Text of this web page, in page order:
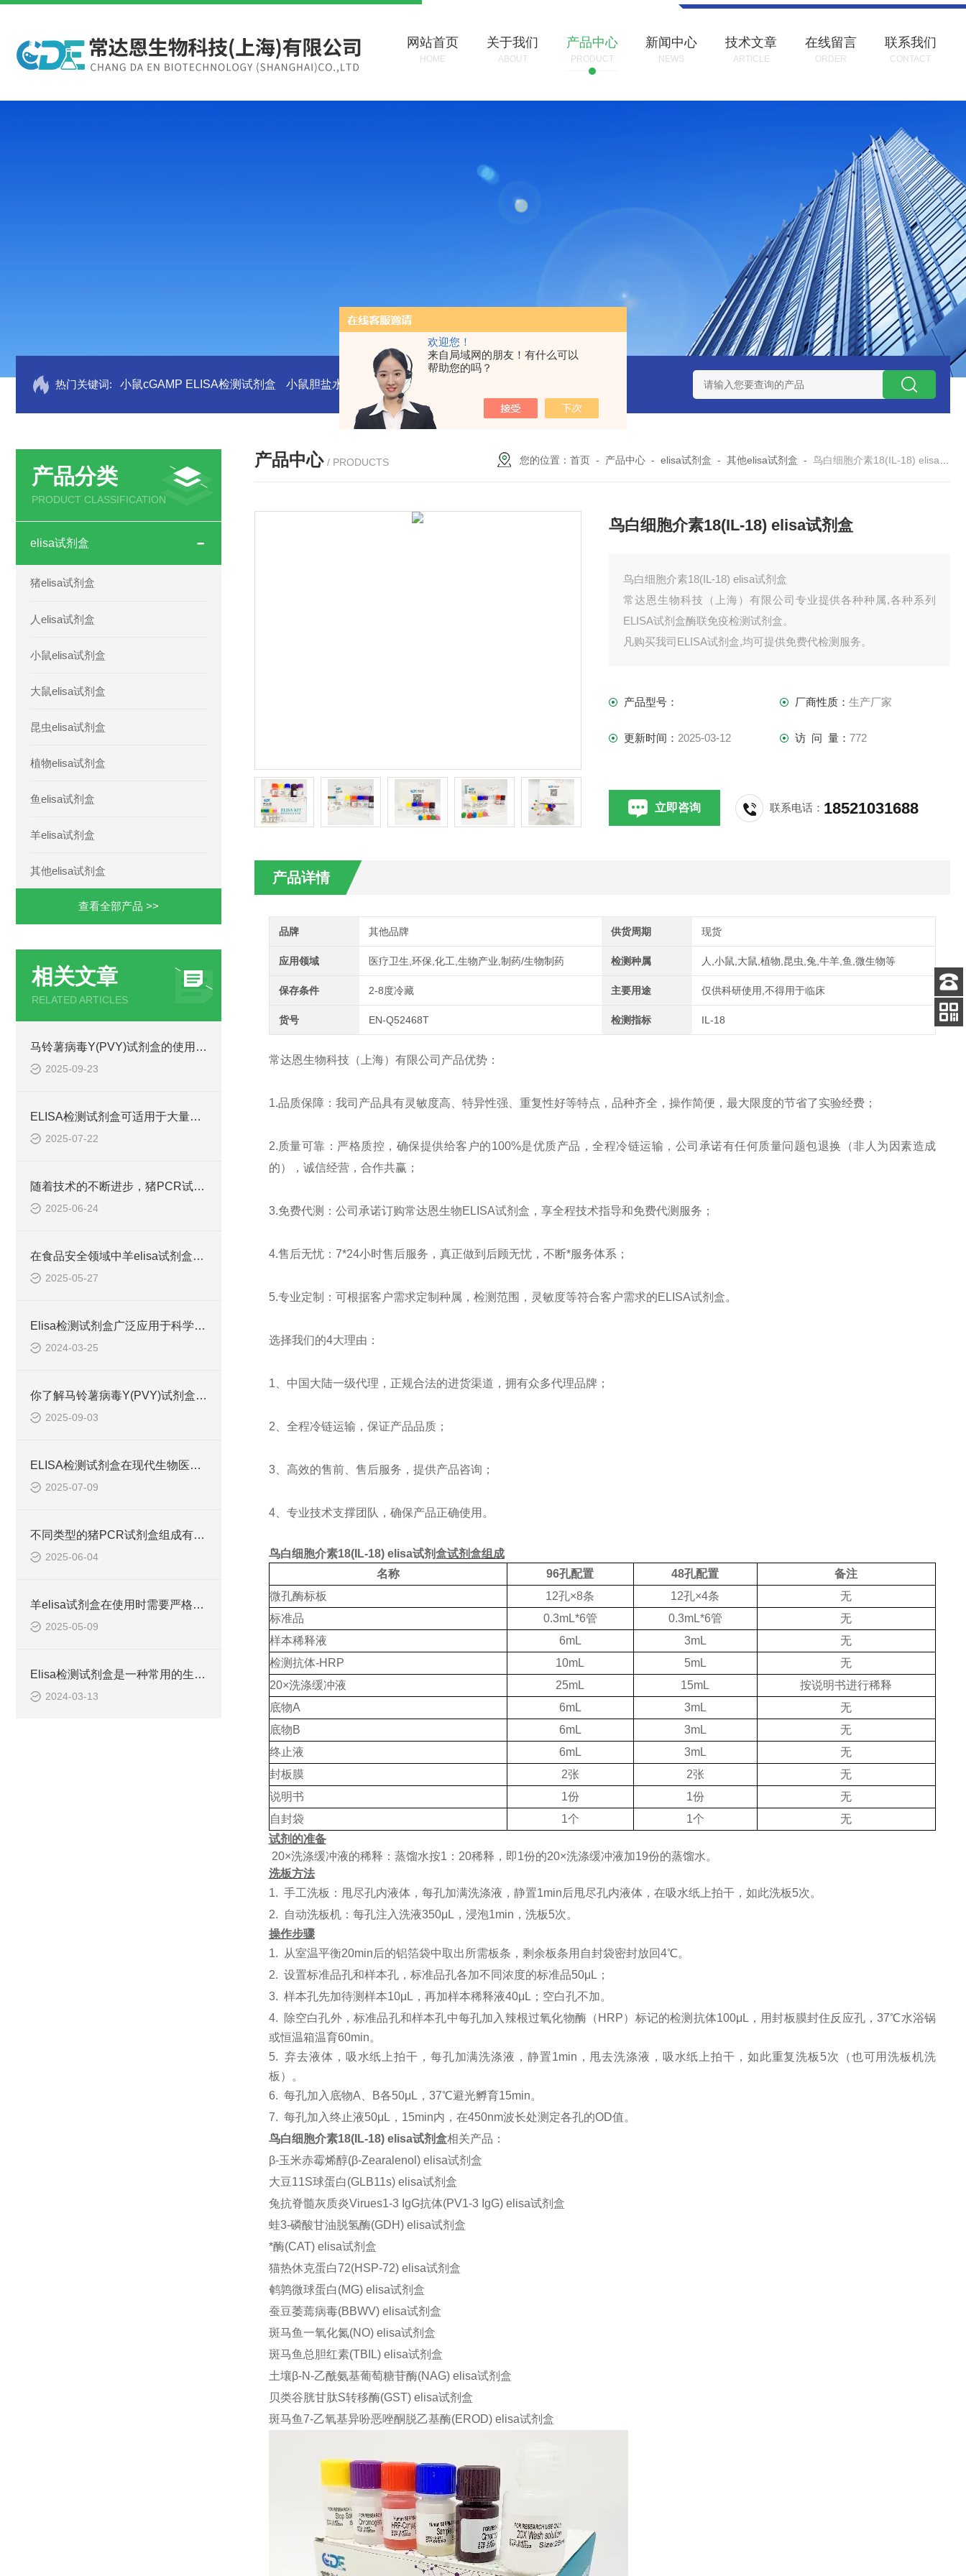
欢迎您！
来自局域网的朋友！有什么可以
帮助您的吗？
网站首页
HOME
关于我们
ABOUT
产品中心
PRODUCT
新闻中心
NEWS
技术文章
ARTICLE
在线留言
ORDER
联系我们
CONTACT
热门关键词: 小鼠cGAMP ELISA检测试剂盒 小鼠胆盐水解酶(BSH)ELISA试剂盒 小鼠神经酰胺-1-磷酸（C1P）ELISA 试剂盒 小鼠（
产品分类
PRODUCT CLASSIFICATION
elisa试剂盒
猪elisa试剂盒
人elisa试剂盒
小鼠elisa试剂盒
大鼠elisa试剂盒
昆虫elisa试剂盒
植物elisa试剂盒
鱼elisa试剂盒
羊elisa试剂盒
其他elisa试剂盒
查看全部产品 >>
相关文章
RELATED ARTICLES
马铃薯病毒Y(PVY)试剂盒的使用方法非常简单，一看就会
2025-09-23
ELISA检测试剂盒可适用于大量样本的同时检测
2025-07-22
随着技术的不断进步，猪PCR试剂盒在不断的发展和*
2025-06-24
在食品安全领域中羊elisa试剂盒也有着一定的应用
2025-05-27
Elisa检测试剂盒广泛应用于科学研究和临床诊断中
2024-03-25
你了解马铃薯病毒Y(PVY)试剂盒吗？
2025-09-03
ELISA检测试剂盒在现代生物医学研究中的作用
2025-07-09
不同类型的猪PCR试剂盒组成有所差异
2025-06-04
羊elisa试剂盒在使用时需要严格遵守流程
2025-05-09
Elisa检测试剂盒是一种常用的生物化学分析技术
2024-03-13
产品中心 / PRODUCTS 您的位置：首页 - 产品中心 -elisa试剂盒 -其他elisa试剂盒 -鸟白细胞介素18(IL-18) elisa试剂盒
鸟白细胞介素18(IL-18) elisa试剂盒
鸟白细胞介素18(IL-18) elisa试剂盒
常达恩生物科技（上海）有限公司专业提供各种种属,各种系列
ELISA试剂盒酶联免疫检测试剂盒。
凡购买我司ELISA试剂盒,均可提供免费代检测服务。
产品型号： 厂商性质： 生产厂家
更新时间： 2025-03-12 访 问 量： 772
立即咨询 联系电话： 18521031688
产品详情
品牌 其他品牌 供货周期 现货
应用领域 医疗卫生,环保,化工,生物产业,制药/生物制药 检测种属 人,小鼠,大鼠,植物,昆虫,兔,牛羊,鱼,微生物等
保存条件 2-8度冷藏 主要用途 仅供科研使用,不得用于临床
货号 EN-Q52468T 检测指标 IL-18
常达恩生物科技（上海）有限公司产品优势：
1.品质保障：我司产品具有灵敏度高、特异性强、重复性好等特点，品种齐全，操作简便，最大限度的节省了实验经费；
2.质量可靠：严格质控，确保提供给客户的100%是优质产品，全程冷链运输，公司承诺有任何质量问题包退换（非人为因素造成
的），诚信经营，合作共赢；
3.免费代测：公司承诺订购常达恩生物ELISA试剂盒，享全程技术指导和免费代测服务；
4.售后无忧： 7*24小时售后服务，真正做到后顾无忧，不断*服务体系；
5.专业定制：可根据客户需求定制种属，检测范围，灵敏度等符合客户需求的ELISA试剂盒。
选择我们的4大理由：
1 、中国大陆一级代理，正规合法的进货渠道，拥有众多代理品牌；
2 、全程冷链运输，保证产品品质；
3、高效的售前、售后服务，提供产品咨询；
4、专业技术支撑团队，确保产品正确使用。
鸟白细胞介素18(IL-18) elisa试剂盒试剂盒组成
名称
96孔配置 48孔配置
备注
微孔酶标板
12孔×8条 12孔×4条
无
标准品
0.3mL*6管 0.3mL*6管
无
样本稀释液
6mL 3mL
无
检测抗体-HRP 10mL 5mL
无
20×洗涤缓冲液
25mL 15mL
按说明书进行稀释
底物A 6mL 3mL
无
底物B 6mL 3mL
无
终止液
6mL 3mL
无
封板膜
2张 2张
无
说明书
1份 1份
无
自封袋
1个 1个
无
试剂的准备
20×洗涤缓冲液的稀释：蒸馏水按1：20稀释，即1份的20×洗涤缓冲液加19份的蒸馏水。
洗板方法
1. 手工洗板：甩尽孔内液体，每孔加满洗涤液，静置1min后甩尽孔内液体，在吸水纸上拍干，如此洗板5次。
2.
自动洗板机：每孔注入洗液350μL，浸泡1min，洗板5次。
操作步骤
1.
从室温平衡20min后的铝箔袋中取出所需板条，剩余板条用自封袋密封放回4℃。
2. 设置标准品孔和样本孔，标准品孔各加不同浓度的标准品50μL；
3. 样本孔先加待测样本10μL，再加样本稀释液40μL；空白孔不加。
4.
除空白孔外，标准品孔和样本孔中每孔加入辣根过氧化物酶（ HRP）标记的检测抗体100μL，用封板膜封住反应孔，37℃水浴锅
或恒温箱温育60min。
5.
弃去液体，吸水纸上拍干，每孔加满洗涤液，静置1min，甩去洗涤液，吸水纸上拍干，如此重复洗板5次（也可用洗板机洗
板）。
6. 每孔加入底物A、B各50μL，37℃避光孵育15min。
7. 每孔加入终止液50μL，15min内，在450nm波长处测定各孔的OD值。
鸟白细胞介素18(IL-18) elisa试剂盒相关产品：
β-玉米赤霉烯醇(β-Zearalenol) elisa试剂盒
大豆11S球蛋白(GLB11s) elisa试剂盒
兔抗脊髓灰质炎Virues1-3 IgG抗体(PV1-3 IgG) elisa试剂盒
蛙3-磷酸甘油脱氢酶(GDH) elisa试剂盒
*酶(CAT) elisa试剂盒
猫热休克蛋白72(HSP-72) elisa试剂盒
鹌鹑微球蛋白(MG) elisa试剂盒
蚕豆萎蔫病毒(BBWV) elisa试剂盒
斑马鱼一氧化氮(NO) elisa试剂盒
斑马鱼总胆红素(TBIL) elisa试剂盒
土壤β-N-乙酰氨基葡萄糖苷酶(NAG) elisa试剂盒
贝类谷胱甘肽S转移酶(GST) elisa试剂盒
斑马鱼7-乙氧基异吩恶唑酮脱乙基酶(EROD) elisa试剂盒
客服
电话